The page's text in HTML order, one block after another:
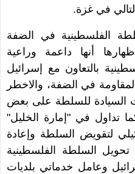
في غزة.
الفلسطينية في الضفة
أنها داعمة وراعية
بالتعاون مع إسرائيل
في الضفة، والاخطر
السيادة للسلطة على بعض
تداول في "إمارة الخليل"
لتقويض السلطة وإعادة
تحويل السلطة الفلسطينية
وعامل خدماتي بلديات